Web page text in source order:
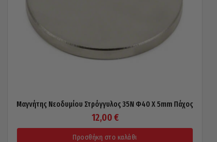
Μαγνήτης Νεοδυμίου Στρόγγυλος 35N Φ40 X 5mm Πάχος
12,00 €
Προσθήκη στο καλάθι